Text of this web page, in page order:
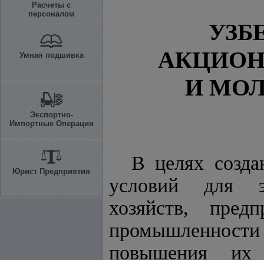
Расчеты с
персоналом
Умная подшивка
Экспортно-
Импортные Операции
Юрист Предприятия
И
В целях
условий для
хозяйств,
повышения их